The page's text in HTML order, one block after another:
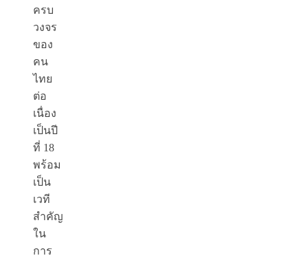
ครบ
วงจร
ของ
คน
ไทย
ต่อ
เนื่อง
เป็นปี
ที่ 18
พร้อม
เป็น
เวที
สำคัญ
ใน
การ